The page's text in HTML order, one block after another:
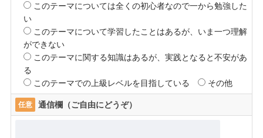
このテーマについては全くの初心者なので一から勉強した
い
このテーマについて学習したことはあるが、いま一つ理解
ができない
このテーマに関する知識はあるが、実践となると不安があ
る
このテーマでの上級レベルを目指している
その他
任意 通信欄（ご自由にどうぞ）